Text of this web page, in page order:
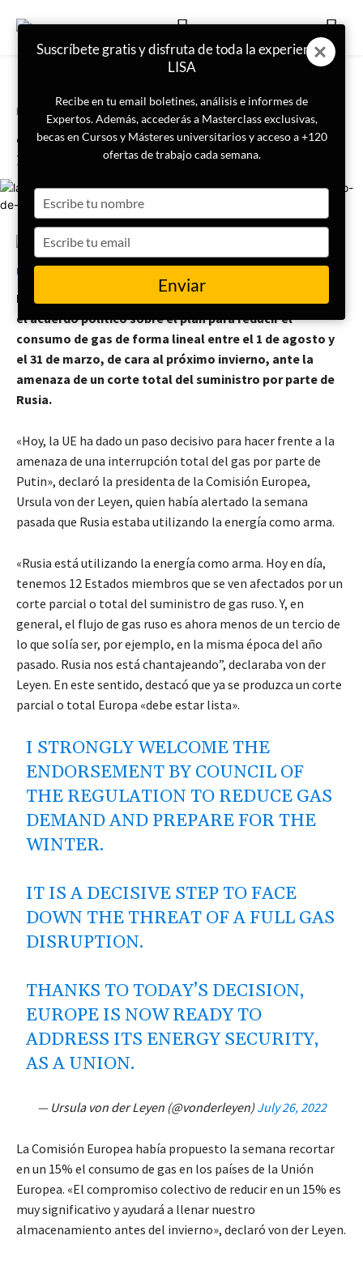
Portada
¿Qué ha acordado la UE para
reducir el consumo de gas?
LISA Institute 25 de agosto de 2022
Los ministros de Energía de la UE cerraron este martes
el acuerdo político sobre el plan para reducir el
consumo de gas de forma lineal entre el 1 de agosto y
el 31 de marzo, de cara al próximo invierno, ante la
amenaza de un corte total del suministro por parte de
Rusia.
«Hoy, la UE ha dado un paso decisivo para hacer frente a la
amenaza de una interrupción total del gas por parte de
Putin», declaró la presidenta de la Comisión Europea,
Ursula von der Leyen, quien había alertado la semana
pasada que Rusia estaba utilizando la energía como arma.
«Rusia está utilizando la energía como arma. Hoy en día,
tenemos 12 Estados miembros que se ven afectados por un
corte parcial o total del suministro de gas ruso. Y, en
general, el flujo de gas ruso es ahora menos de un tercio de
lo que solía ser, por ejemplo, en la misma época del año
pasado. Rusia nos está chantajeando”, declaraba von der
Leyen. En este sentido, destacó que ya se produzca un corte
parcial o total Europa «debe estar lista».
I STRONGLY WELCOME THE
ENDORSEMENT BY COUNCIL OF
THE REGULATION TO REDUCE GAS
DEMAND AND PREPARE FOR THE
WINTER.
IT IS A DECISIVE STEP TO FACE
DOWN THE THREAT OF A FULL GAS
DISRUPTION.
THANKS TO TODAY’S DECISION,
EUROPE IS NOW READY TO
ADDRESS ITS ENERGY SECURITY,
AS A UNION.
— Ursula von der Leyen (@vonderleyen) July 26, 2022
La Comisión Europea había propuesto la semana recortar
en un 15% el consumo de gas en los países de la Unión
Europea. «El compromiso colectivo de reducir en un 15% es
muy significativo y ayudará a llenar nuestro
almacenamiento antes del invierno», declaró von der Leyen.
Suscríbete gratis y disfruta de toda la experiencia
LISA
Recibe en tu email boletines, análisis e informes de
Expertos. Además, accederás a Masterclass exclusivas,
becas en Cursos y Másteres universitarios y acceso a +120
ofertas de trabajo cada semana.
your
name
your
email
Enviar